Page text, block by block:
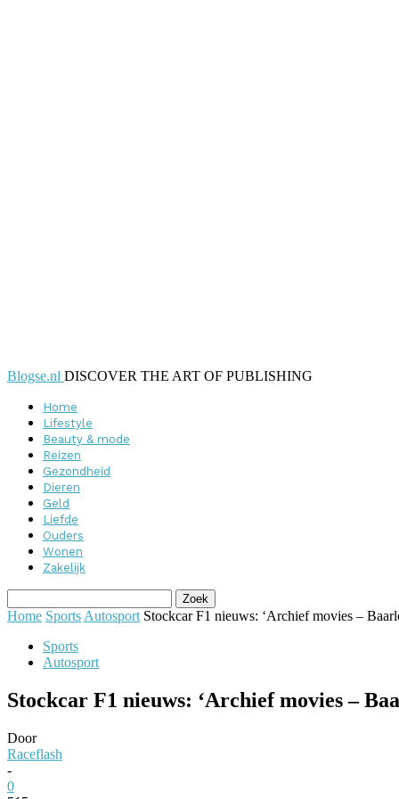
Blogse.nl DISCOVER THE ART OF PUBLISHING
Home
Lifestyle
Beauty & mode
Reizen
Gezondheid
Dieren
Geld
Liefde
Ouders
Wonen
Zakelijk
Home Sports Autosport Stockcar F1 nieuws: ‘Archief movies –
Sports
Autosport
Stockcar F1 nieuws: ‘Archief movies –
Door
Raceflash
-
0